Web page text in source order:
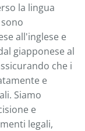
la lingua
all'inglese e
giapponese al
che i
e
Siamo
e
legali,